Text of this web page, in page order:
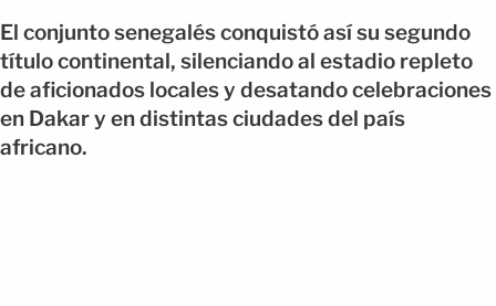
El conjunto senegalés conquistó así su segundo
título continental, silenciando al estadio repleto
de aficionados locales y desatando celebraciones
en Dakar y en distintas ciudades del país
africano.